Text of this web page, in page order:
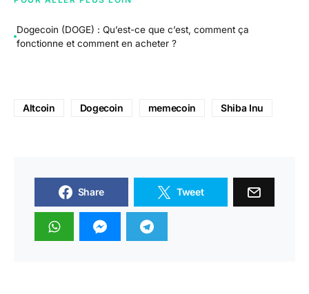
Dogecoin (DOGE) : Qu’est-ce que c’est, comment ça
fonctionne et comment en acheter ?
Altcoin Dogecoin memecoin Shiba Inu
Share Tweet